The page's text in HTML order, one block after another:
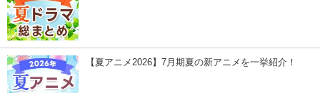
【夏アニメ2026】7月期夏の新アニメを一挙紹介！